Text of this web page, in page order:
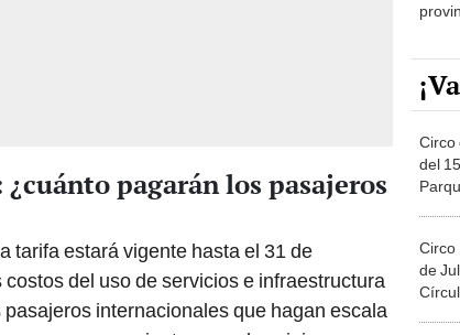
pagarán los pasajeros
tarifa estará vigente hasta el 31 de
del uso de servicios e infraestructura
internacionales que hagan escala
Circo
del
Circo
de